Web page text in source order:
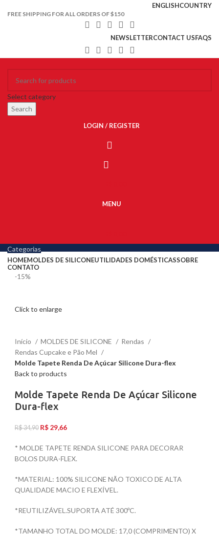
ENGLISHCOUNTRY
FREE SHIPPING FOR ALL ORDERS OF $150
NEWSLETTERCONTACT USFAQS
Select category
Search
LOGIN / REGISTER
MENU
Categorias
HOMEMOLDES DE SILICONEUTILIDADES DOMÉSTICASSOBRE
CONTATO
-15%
Click to enlarge
Início MOLDES DE SILICONE
Rendas
Rendas Cupcake e Pão Mel
Molde Tapete Renda De Açúcar Silicone Dura-flex
Back to products
Molde Tapete Renda De Açúcar Silicone
Dura-flex
R$34,90 R$ 29,66
* MOLDE TAPETE RENDA SILICONE PARA DECORAR
BOLOS DURA-FLEX.
*MATERIAL: 100% SILICONE NÃO TOXICO DE ALTA
QUALIDADE MACIO E FLEXÍVEL.
*REUTILIZÁVEL.SUPORTA ATÉ 300ºC.
*TAMANHO TOTAL DO MOLDE: 17,0 (COMPRIMENTO) X